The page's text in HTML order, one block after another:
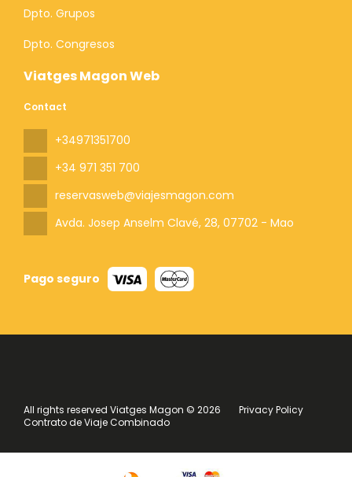
Viatges Magon Web
Contact
+34971351700
+34 971 351 700
reservasweb@viajesmagon.com
Avda. Josep Anselm Clavé, 28, 07702 - Mao
Pago seguro
Dpto. Grupos
Dpto. Congresos
All rights reserved Viatges Magon © 2026
Privacy Policy
Contrato de Viaje Combinado